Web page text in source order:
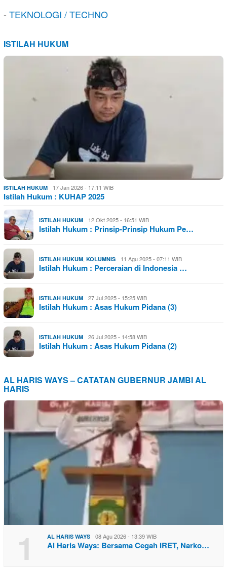
-TEKNOLOGI / TECHNO
ISTILAH HUKUM
ISTILAH HUKUM 17 Jan 2026 - 17:11 WIB
Istilah Hukum : KUHAP 2025
ISTILAH HUKUM 12 Okt 2025 - 16:51 WIB
Istilah Hukum : Prinsip-Prinsip Hukum Pe…
ISTILAH HUKUM, KOLUMNIS 11 Agu 2025 - 07:11 WIB
Istilah Hukum : Perceraian di Indonesia …
ISTILAH HUKUM 27 Jul 2025 - 15:25 WIB
Istilah Hukum : Asas Hukum Pidana (3)
ISTILAH HUKUM 26 Jul 2025 - 14:58 WIB
Istilah Hukum : Asas Hukum Pidana (2)
AL HARIS WAYS – CATATAN GUBERNUR JAMBI AL
HARIS
1 AL HARIS WAYS 08 Agu 2026 - 13:39 WIB
Al Haris Ways: Bersama Cegah IRET, Narko…